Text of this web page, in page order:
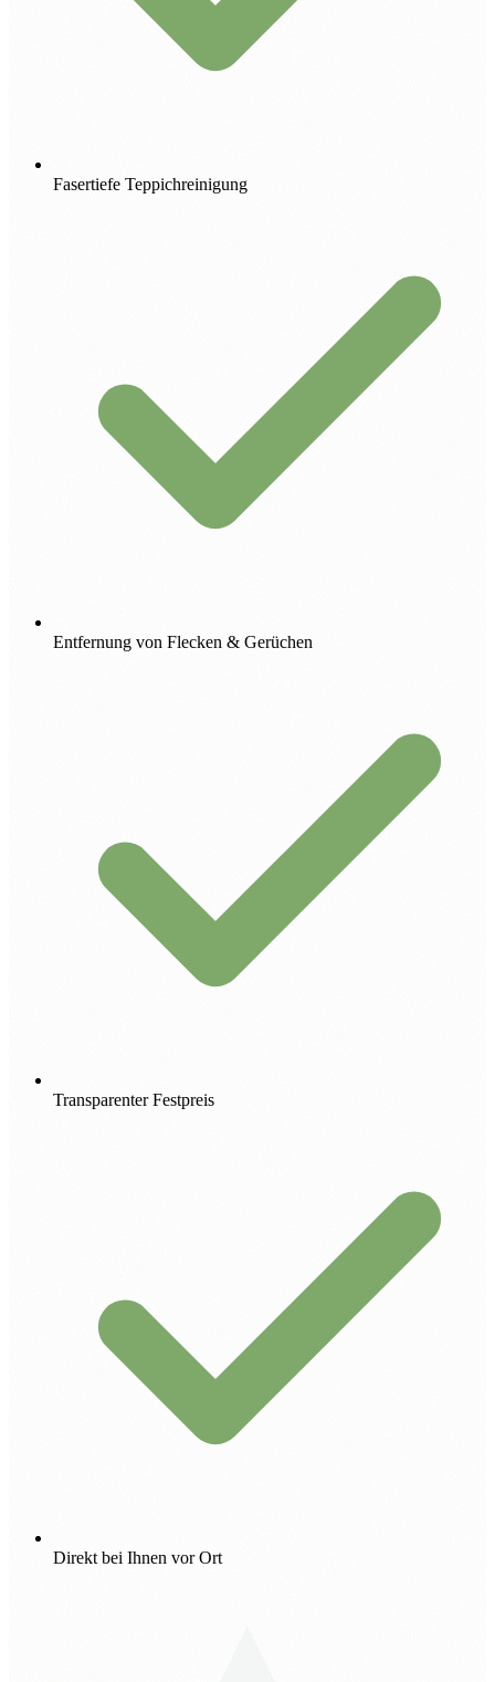
Fasertiefe Teppichreinigung
Entfernung von Flecken & Gerüchen
Transparenter Festpreis
Direkt bei Ihnen vor Ort